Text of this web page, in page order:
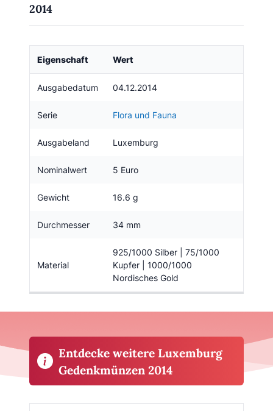
2014
Eigenschaft Wert
Ausgabedatum 04.12.2014
Serie Flora und Fauna
Ausgabeland Luxemburg
Nominalwert 5 Euro
Gewicht 16.6 g
Durchmesser 34 mm
Material
925/1000 Silber | 75/1000
Kupfer | 1000/1000
Nordisches Gold
Entdecke weitere Luxemburg
Gedenkmünzen 2014